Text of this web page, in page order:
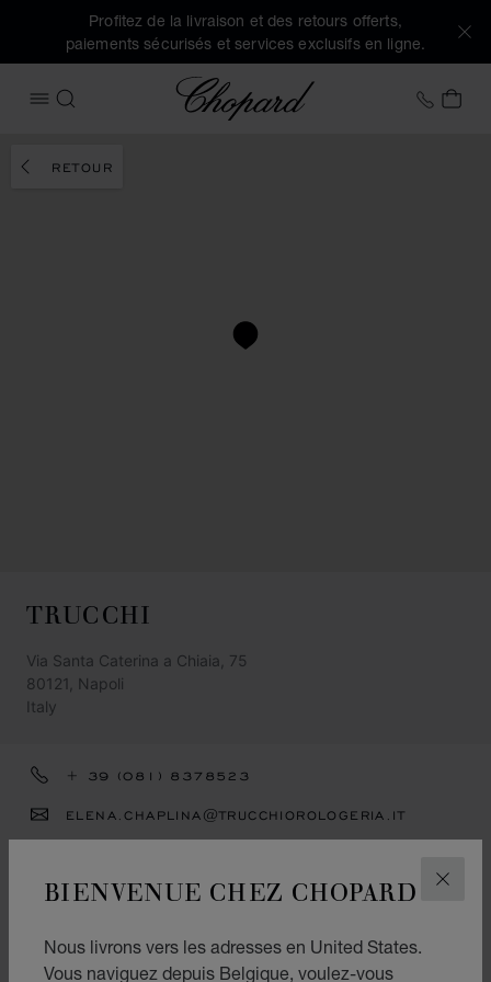
BIENVENUE CHEZ CHOPARD
Nous livrons vers les adresses en United States.
Vous naviguez depuis Belgique, voulez-vous
Profitez de la livraison et des retours offerts,
paiements sécurisés et services exclusifs en ligne.
OUVRIR LE MENU
RECHERCHER
Chopard +32
RETOUR
TRUCCHI
Via Santa Caterina a Chiaia, 75
80121, Napoli
Italy
+ 39 (081) 8378523
ELENA.CHAPLINA@TRUCCHIOROLOGERIA.IT
CATÉGORIES
Montres